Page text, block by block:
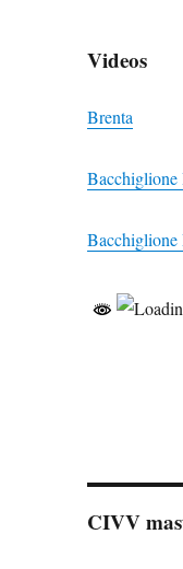
Videos
Brenta
Bacchiglione
CIVV